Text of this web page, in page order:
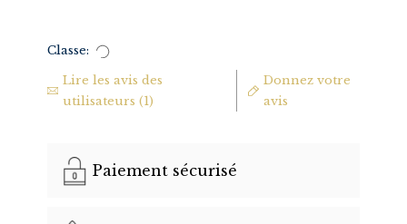
Classe:
Lire les avis des
utilisateurs (1)
Donnez votre
avis
Paiement sécurisé